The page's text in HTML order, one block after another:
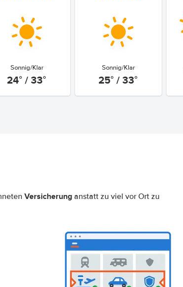
Sonnig/Klar
24° / 33°
Sonnig/Klar
25° / 33°
Versicherung anstatt zu viel vor Ort zu